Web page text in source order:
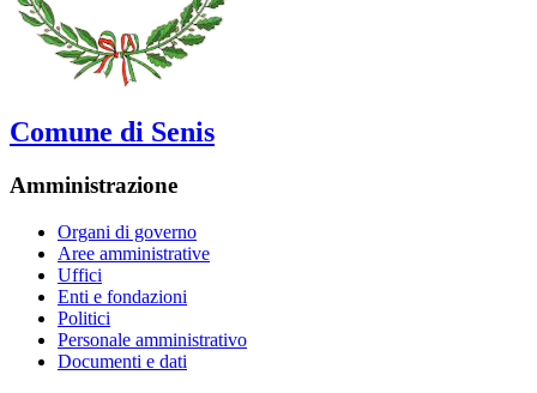
Comune di Senis
Amministrazione
Organi di governo
Aree amministrative
Uffici
Enti e fondazioni
Politici
Personale amministrativo
Documenti e dati